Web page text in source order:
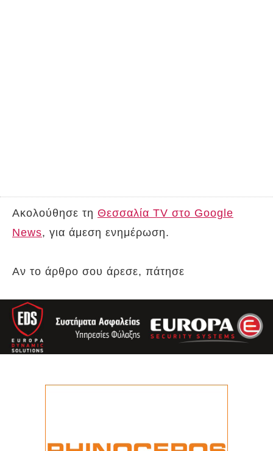
Ακολούθησε τη Θεσσαλία TV στο Google
News, για άμεση ενημέρωση.
Αν το άρθρο σου άρεσε, πάτησε